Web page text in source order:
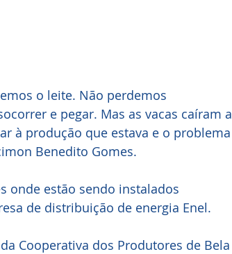
o leite. Não perdemos
e pegar. Mas as vacas caíram a
à produção que estava e o problema
Benedito Gomes.
onde estão sendo instalados
de distribuição de energia Enel.
Cooperativa dos Produtores de Bela